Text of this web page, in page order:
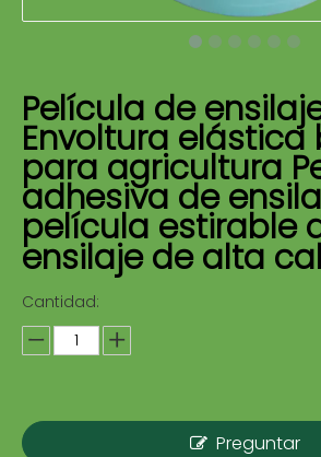
Película de
Envoltura elástica
para agricultura
adhesiva de
película estirable
ensilaje de alta
Cantidad:
Preguntar